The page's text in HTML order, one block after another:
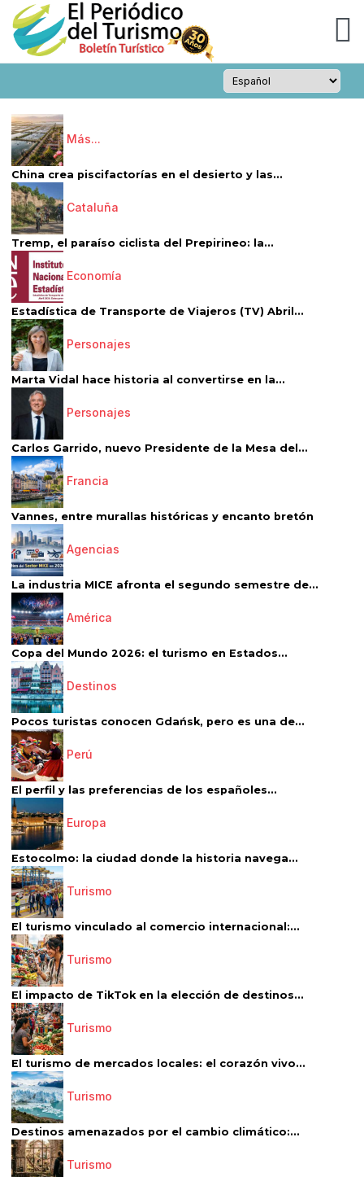
Más...
China crea piscifactorías en el desierto y las...
Cataluña
Tremp, el paraíso ciclista del Prepirineo: la...
Economía
Estadística de Transporte de Viajeros (TV) Abril...
Personajes
Marta Vidal hace historia al convertirse en la...
Personajes
Carlos Garrido, nuevo Presidente de la Mesa del...
Francia
Vannes, entre murallas históricas y encanto bretón
Agencias
La industria MICE afronta el segundo semestre de...
América
Copa del Mundo 2026: el turismo en Estados...
Destinos
Pocos turistas conocen Gdańsk, pero es una de...
Perú
El perfil y las preferencias de los españoles...
Europa
Estocolmo: la ciudad donde la historia navega...
Turismo
El turismo vinculado al comercio internacional:...
Turismo
El impacto de TikTok en la elección de destinos...
Turismo
El turismo de mercados locales: el corazón vivo...
Turismo
Destinos amenazados por el cambio climático:...
Turismo